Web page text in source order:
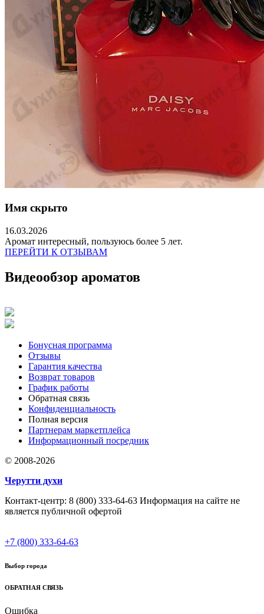
Имя скрыто
16.03.2026
Аромат интересный, пользуюсь более 5 лет.
ПЕРЕЙТИ К ОТЗЫВАМ
Видеообзор ароматов
Бонусная программа
Отзывы
Гарантия качества
Возврат товаров
График работы
Обратная связь
Конфиденциальность
Полная версия
Партнерам маркетплейса
Информационный посредник
© 2008-2026
Черутти духи
Контакт-центр: 8 (800) 333-64-63 Информация на сайте не
является публичной офертой
+7 (800) 333-64-63
Выбор города
ОБРАТНАЯ СВЯЗЬ
Ошибка